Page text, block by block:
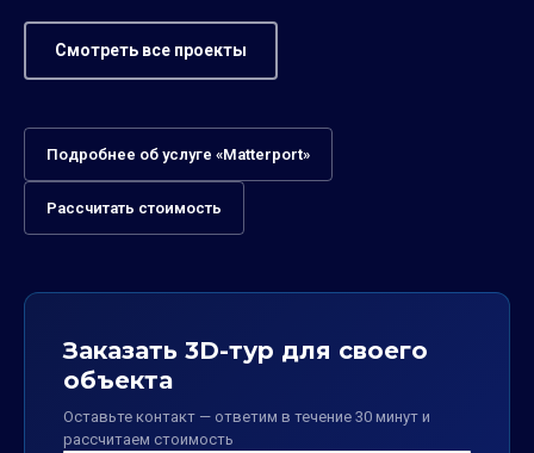
Смотреть все проекты
Подробнее об услуге «Matterport»
Рассчитать стоимость
Заказать 3D-тур для своего
объекта
Оставьте контакт — ответим в течение 30 минут и
рассчитаем стоимость